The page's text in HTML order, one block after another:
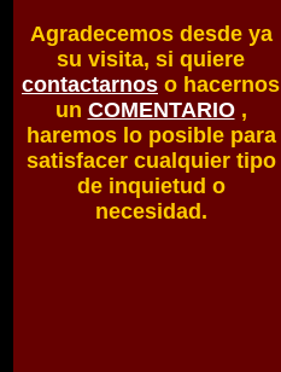
Agradecemos desde ya
su visita, si quiere
contactarnos o hacernos
un COMENTARIO,
haremos lo posible para
satisfacer cualquier tipo
de inquietud o
necesidad.